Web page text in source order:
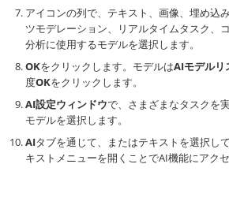
アイコンの列で、テキスト、画像、埋め込
ツモデレーション、リアルタイムタスク、
分析に使用するモデルを選択します。
OKをクリックします。モデルはAIモデルリ
度OKをクリックします。
AI設定ウィンドウで、さまざまなタスクを
モデルを選択します。
AIタブを通じて、またはテキストを選択し
キストメニューを開くことでAI機能にアクセ